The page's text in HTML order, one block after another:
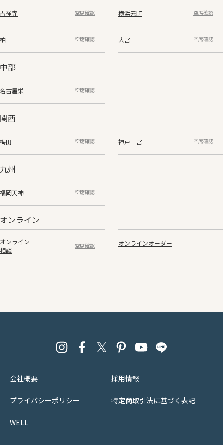
吉祥寺 空席確認 横浜元町 空席確認
柏 空席確認 大宮 空席確認
中部
名古屋栄 空席確認
関西
梅田 空席確認 神戸三宮 空席確認
九州
福岡天神 空席確認
オンライン
オンライン
相談
空席確認 オンラインオーダー
会社概要 採用情報
プライバシーポリシー 特定商取引法に基づく表記
WELL